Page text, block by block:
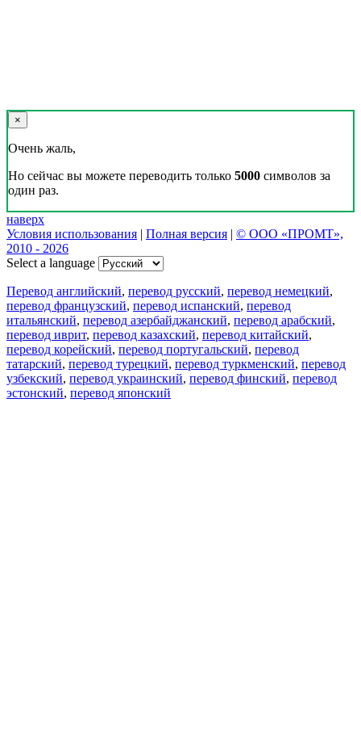
×
Очень жаль,
Но сейчас вы можете переводить только 5000 символов за
один раз.
наверх
Условия использования | Полная версия | © ООО «ПРОМТ»,
2010 - 2026
Select a language
Перевод английский, перевод русский, перевод немецкий,
перевод французский, перевод испанский, перевод
итальянский, перевод азербайджанский, перевод арабский,
перевод иврит, перевод казахский, перевод китайский,
перевод корейский, перевод португальский, перевод
татарский, перевод турецкий, перевод туркменский, перевод
узбекский, перевод украинский, перевод финский, перевод
эстонский, перевод японский